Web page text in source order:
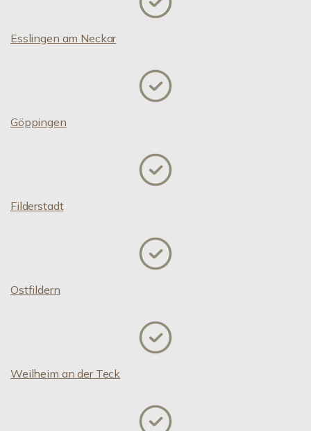
Esslingen am Neckar
Göppingen
Filderstadt
Ostfildern
Weilheim an der Teck